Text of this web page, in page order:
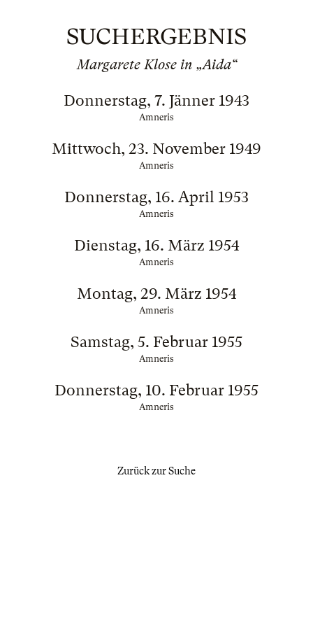
SUCHERGEBNIS
Margarete Klose in „Aida“
Donnerstag, 7. Jänner 1943
Amneris
Mittwoch, 23. November 1949
Amneris
Donnerstag, 16. April 1953
Amneris
Dienstag, 16. März 1954
Amneris
Montag, 29. März 1954
Amneris
Samstag, 5. Februar 1955
Amneris
Donnerstag, 10. Februar 1955
Amneris
Zurück zur Suche